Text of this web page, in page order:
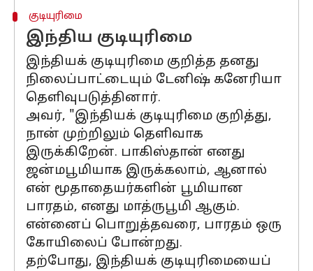
குடியுரிமை
இந்திய குடியுரிமை
இந்தியக் குடியுரிமை குறித்த தனது
நிலைப்பாட்டையும் டேனிஷ் கனேரியா
தெளிவுபடுத்தினார்.
அவர், "இந்தியக் குடியுரிமை குறித்து,
நான் முற்றிலும் தெளிவாக
இருக்கிறேன். பாகிஸ்தான் எனது
ஜன்மபூமியாக இருக்கலாம், ஆனால்
என் மூதாதையர்களின் பூமியான
பாரதம், எனது மாத்ருபூமி ஆகும்.
என்னைப் பொறுத்தவரை, பாரதம் ஒரு
கோயிலைப் போன்றது.
தற்போது, இந்தியக் குடியுரிமையைப்